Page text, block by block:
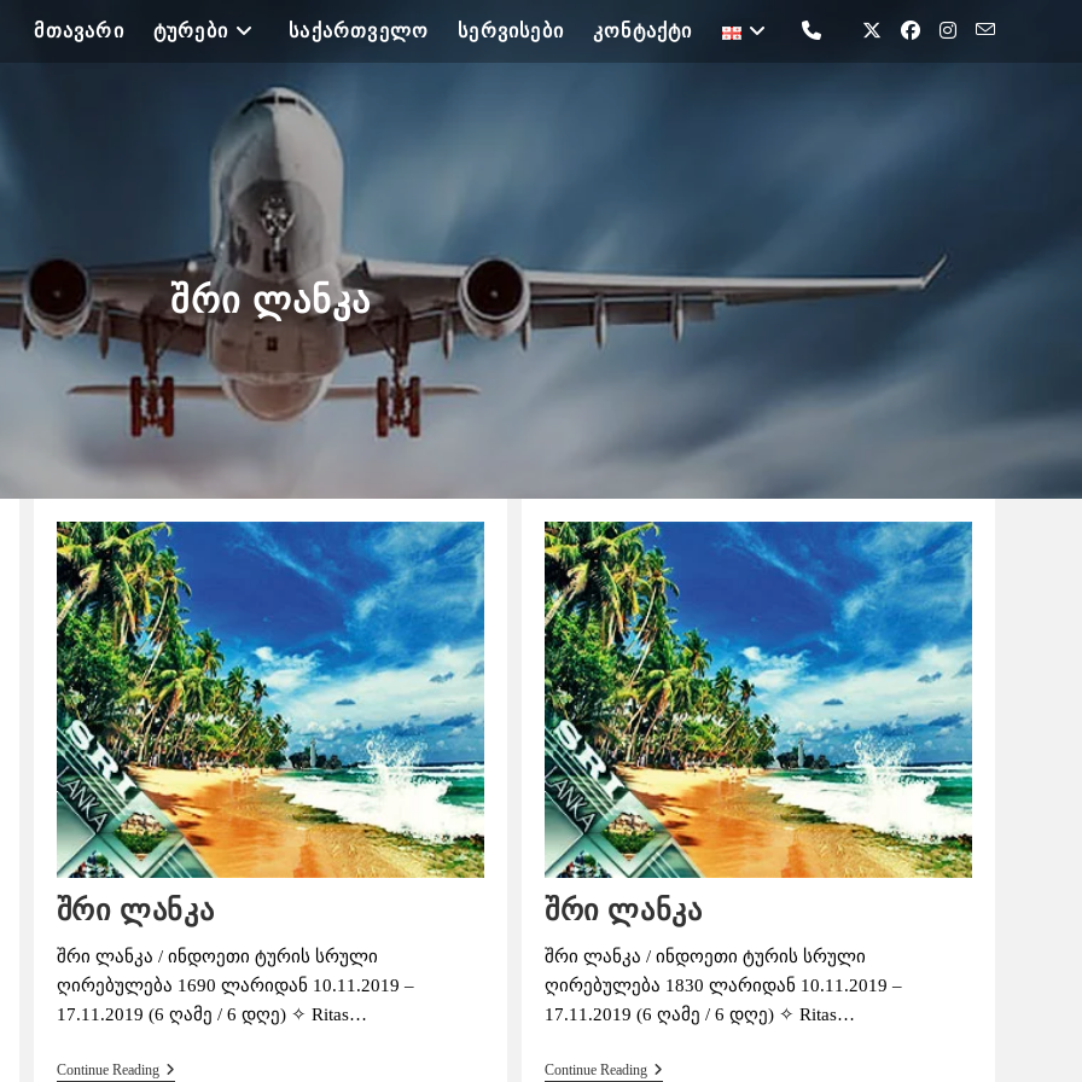
ᲛᲗᲐᲕᲐᲠᲘ ᲢᲣᲠᲔᲑᲘ ᲡᲐᲥᲐᲠᲗᲕᲔᲚᲝ ᲡᲔᲠᲕᲘᲡᲔᲑᲘ ᲙᲝᲜᲢᲐᲥᲢᲘ
ᲨᲠᲘ ᲚᲐᲜᲙᲐ
შრი ლანკა
შრი ლანკა / ინდოეთი ტურის სრული
ღირებულება 1690 ლარიდან 10.11.2019 –
17.11.2019 (6 ღამე / 6 დღე) ✧ Ritas…
Continue ReadingᲨრი
შრი ლანკა
შრი ლანკა / ინდოეთი ტურის სრული
ღირებულება 1830 ლარიდან 10.11.2019 –
17.11.2019 (6 ღამე / 6 დღე) ✧ Ritas…
Continue ReadingᲨრი